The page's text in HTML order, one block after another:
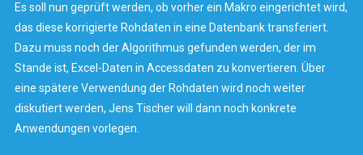
Es soll nun geprüft werden, ob vorher ein Makro eingerichtet wird,
das diese korrigierte Rohdaten in eine Datenbank transferiert.
Dazu muss noch der Algorithmus gefunden werden, der im
Stande ist, Excel-Daten in Accessdaten zu konvertieren. Über
eine spätere Verwendung der Rohdaten wird noch weiter
diskutiert werden, Jens Tischer will dann noch konkrete
Anwendungen vorlegen.